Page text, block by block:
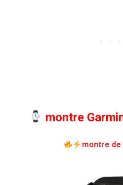
montre
montre